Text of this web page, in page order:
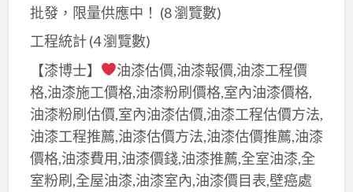
批發，限量供應中！ (8 瀏覽數)
工程統計(4 瀏覽數)
【漆博士】
油漆估價,油漆報價,油漆工程價
格,油漆施工價格,油漆粉刷價格,室內油漆價格,
油漆粉刷估價,室內油漆估價,油漆工程估價方法,
油漆工程推薦,油漆估價方法,油漆估價推薦,油漆
價格,油漆費用,油漆價錢,油漆推薦,全室油漆,全
室粉刷,全屋油漆,油漆室內,油漆價目表,壁癌處